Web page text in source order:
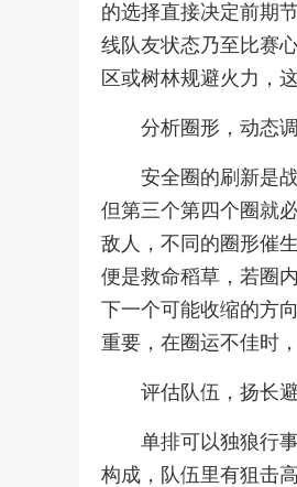
的选择直接决定前期
线队友状态乃至比赛
区或树林规避火力，
分析圈形，动态
安全圈的刷新是
但第三个第四个圈就
敌人，不同的圈形催
便是救命稻草，若圈
下一个可能收缩的方
重要，在圈运不佳时
评估队伍，扬长
单排可以独狼行
构成，队伍里有狙击